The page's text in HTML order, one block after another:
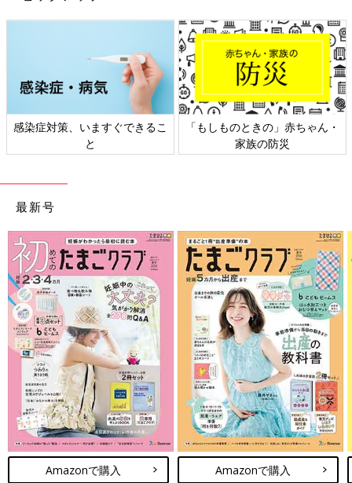
ちゃん・
日本外来小児科学会リーフレッ
六星占術 細木かおり
最新号
Amazonで購入 Amazonで購入